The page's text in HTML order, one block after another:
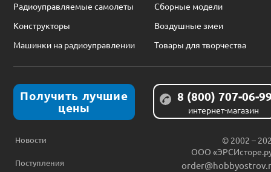
Радиоуправляемые самолеты
Сборные модели
Конструкторы
Воздушные змеи
Машинки на радиоуправлении
Товары для творчества
Получить лучшие
цены
8 (800) 707-06-
интернет-магазин
Новости
Поступления
© 2002 –
ООО